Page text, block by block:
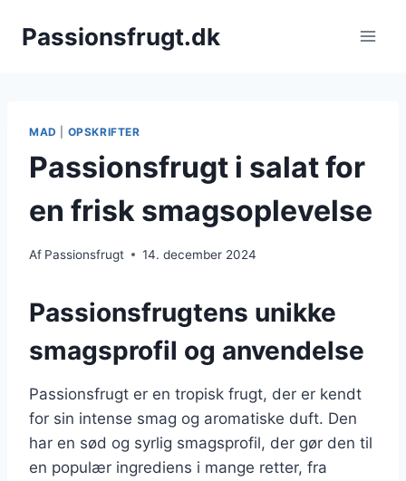
Passionsfrugt.dk
MAD OPSKRIFTER
Passionsfrugt i salat for
en frisk smagsoplevelse
Af Passionsfrugt 14. december 2024
Passionsfrugtens unikke
smagsprofil og anvendelse
Passionsfrugt er en tropisk frugt, der er kendt
for sin intense smag og aromatiske duft. Den
har en sød og syrlig smagsprofil, der gør den til
en populær ingrediens i mange retter, fra